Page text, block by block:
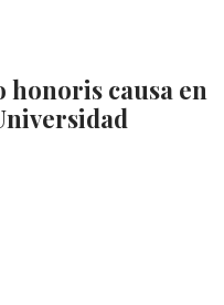
causa en